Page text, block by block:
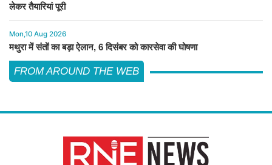
लेकर तैयारियां पूरी
Mon,10 Aug 2026
मथुरा में संतों का बड़ा ऐलान, 6 दिसंबर को कारसेवा की घोषणा
FROM AROUND THE WEB